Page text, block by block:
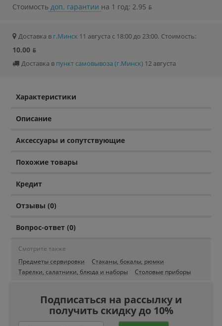
Стоимость доп. гарантии на 1 год: 2.95 ƃ
Доставка в г.Минск 11 августа с 18:00 до 23:00. Стоимость:
10.00 ƃ
Доставка в пункт самовывоза (г.Минск) 12 августа
Характеристики
Описание
Аксессуары и сопутствующие
Похожие товары
Кредит
Отзывы (0)
Вопрос-ответ (0)
Смотрите также
Предметы сервировки
Стаканы, бокалы, рюмки
Тарелки, салатники, блюда и наборы
Столовые приборы
Подписаться на рассылку и
получить скидку до 10%